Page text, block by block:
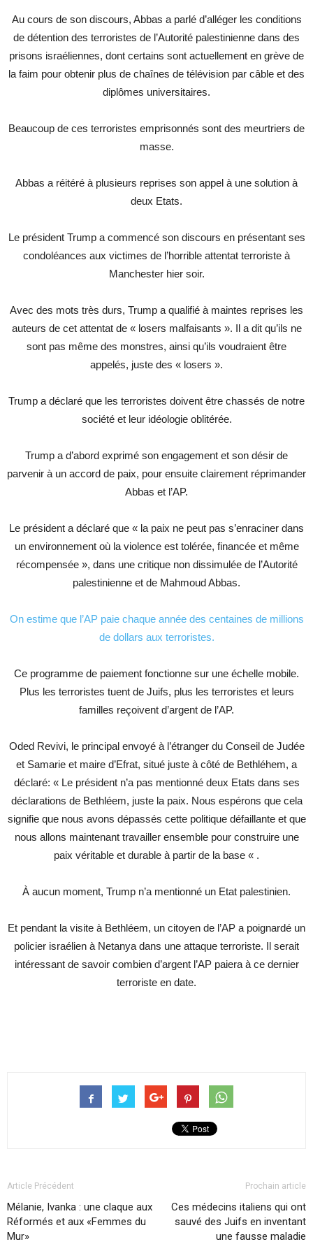
Au cours de son discours, Abbas a parlé d’alléger les conditions
de détention des terroristes de l’Autorité palestinienne dans des
prisons israéliennes, dont certains sont actuellement en grève de
la faim pour obtenir plus de chaînes de télévision par câble et des
diplômes universitaires.
Beaucoup de ces terroristes emprisonnés sont des meurtriers de
masse.
Abbas a réitéré à plusieurs reprises son appel à une solution à
deux Etats.
Le président Trump a commencé son discours en présentant ses
condoléances aux victimes de l’horrible attentat terroriste à
Manchester hier soir.
Avec des mots très durs, Trump a qualifié à maintes reprises les
auteurs de cet attentat de « losers malfaisants ». Il a dit qu’ils ne
sont pas même des monstres, ainsi qu’ils voudraient être
appelés, juste des « losers ».
Trump a déclaré que les terroristes doivent être chassés de notre
société et leur idéologie oblitérée.
Trump a d’abord exprimé son engagement et son désir de
parvenir à un accord de paix, pour ensuite clairement réprimander
Abbas et l’AP.
Le président a déclaré que « la paix ne peut pas s’enraciner dans
un environnement où la violence est tolérée, financée et même
récompensée », dans une critique non dissimulée de l’Autorité
palestinienne et de Mahmoud Abbas.
On estime que l’AP paie chaque année des centaines de millions
de dollars aux terroristes.
Ce programme de paiement fonctionne sur une échelle mobile.
Plus les terroristes tuent de Juifs, plus les terroristes et leurs
familles reçoivent d’argent de l’AP.
Oded Revivi, le principal envoyé à l’étranger du Conseil de Judée
et Samarie et maire d’Efrat, situé juste à côté de Bethléhem, a
déclaré: « Le président n’a pas mentionné deux Etats dans ses
déclarations de Bethléem, juste la paix. Nous espérons que cela
signifie que nous avons dépassés cette politique défaillante et que
nous allons maintenant travailler ensemble pour construire une
paix véritable et durable à partir de la base « .
À aucun moment, Trump n’a mentionné un Etat palestinien.
Et pendant la visite à Bethléem, un citoyen de l’AP a poignardé un
policier israélien à Netanya dans une attaque terroriste. Il serait
intéressant de savoir combien d’argent l’AP paiera à ce dernier
terroriste en date.
Article Précédent
Mélanie, Ivanka : une claque aux
Réformés et aux «Femmes du
Mur»
Prochain article
Ces médecins italiens qui ont
sauvé des Juifs en inventant
une fausse maladie